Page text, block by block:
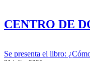
CENTRO DE
Se presenta el libro: